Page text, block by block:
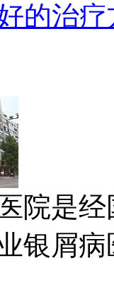
的治
院是
银屑